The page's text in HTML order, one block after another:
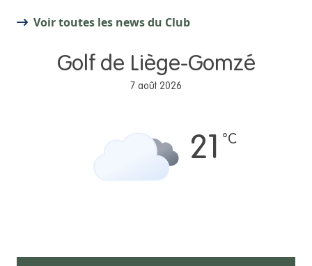
Voir toutes les news du Club
Golf de Liège-Gomzé
7 août 2026
21 °C